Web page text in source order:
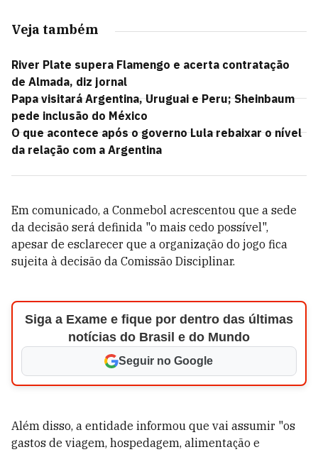
Veja também
River Plate supera Flamengo e acerta contratação
de Almada, diz jornal
Papa visitará Argentina, Uruguai e Peru; Sheinbaum
pede inclusão do México
O que acontece após o governo Lula rebaixar o nível
da relação com a Argentina
Em comunicado, a Conmebol acrescentou que a sede
da decisão será definida "o mais cedo possível",
apesar de esclarecer que a organização do jogo fica
sujeita à decisão da Comissão Disciplinar.
Siga a Exame e fique por dentro das últimas
notícias do Brasil e do Mundo
Seguir no Google
Além disso, a entidade informou que vai assumir "os
gastos de viagem, hospedagem, alimentação e